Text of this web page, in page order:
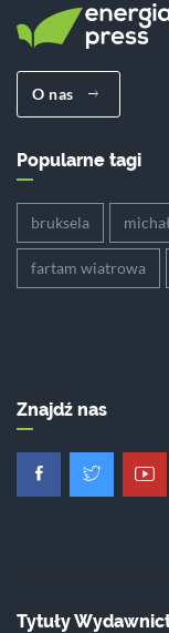
O nas
Popularne tagi
bruksela
fartam wiatrowa
Znajdź nas
Tytuły